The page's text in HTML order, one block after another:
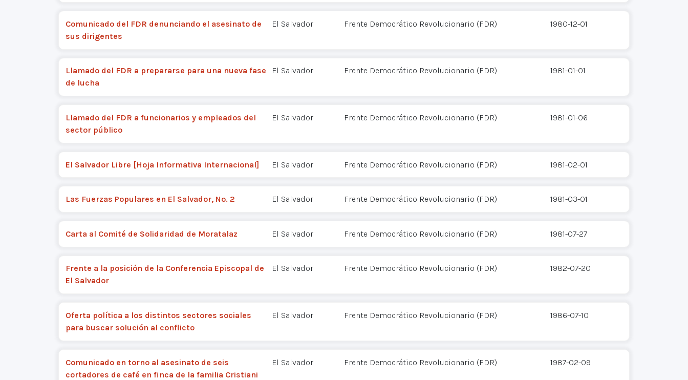
Comunicado del FDR denunciando el asesinato de
sus dirigentes
El Salvador Frente Democrático Revolucionario (FDR) 1980-12-01
Llamado del FDR a prepararse para una nueva fase
de lucha
El Salvador Frente Democrático Revolucionario (FDR) 1981-01-01
Llamado del FDR a funcionarios y empleados del
sector público
El Salvador Frente Democrático Revolucionario (FDR) 1981-01-06
El Salvador Libre [Hoja Informativa Internacional] El Salvador Frente Democrático Revolucionario (FDR) 1981-02-01
Las Fuerzas Populares en El Salvador, No. 2 El Salvador Frente Democrático Revolucionario (FDR) 1981-03-01
Carta al Comité de Solidaridad de Moratalaz El Salvador Frente Democrático Revolucionario (FDR) 1981-07-27
Frente a la posición de la Conferencia Episcopal de
El Salvador
El Salvador Frente Democrático Revolucionario (FDR) 1982-07-20
Oferta política a los distintos sectores sociales
para buscar solución al conflicto
El Salvador Frente Democrático Revolucionario (FDR) 1986-07-10
Comunicado en torno al asesinato de seis
cortadores de café en finca de la familia Cristiani
El Salvador Frente Democrático Revolucionario (FDR) 1987-02-09